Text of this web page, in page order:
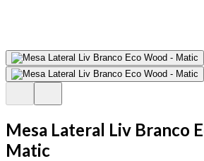
Mesa Lateral Liv Branco
Matic